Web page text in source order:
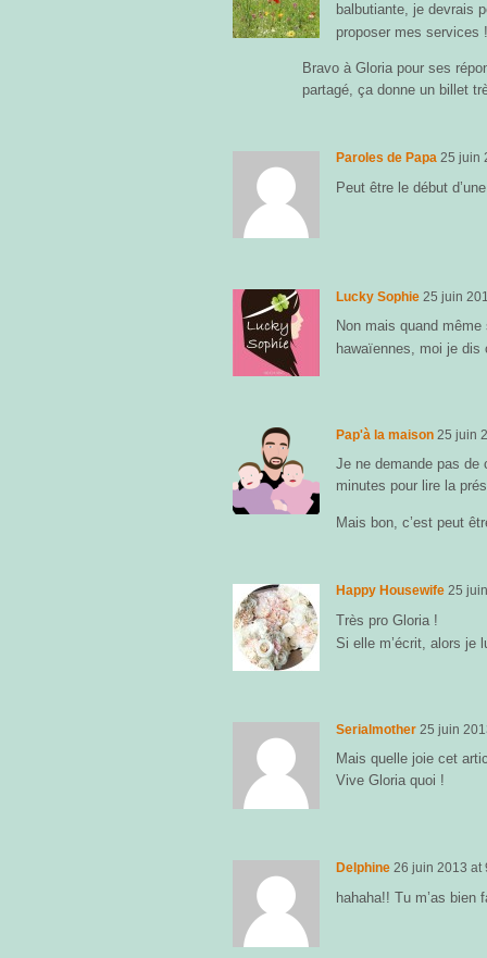
balbutiante, je devrais
proposer mes
Bravo à Gloria pour ses
partagé, ça donne un billet
Paroles de Papa 25 juin
Peut être le début
Lucky Sophie 25 juin
Non mais quand
hawaïennes, moi je
Pap'à la maison 25 juin
Je ne demande pas de
minutes pour lire la
Mais bon, c’est peut
Happy Housewife 25
Très pro Gloria !
Si elle m’écrit, alors je
Serialmother 25 juin
Mais quelle joie cet
Vive Gloria quoi !
Delphine 26 juin 2013 at
hahaha!! Tu m’as